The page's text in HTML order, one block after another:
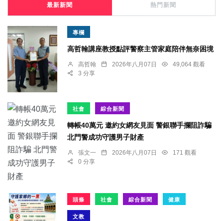
最新新聞 熱門新聞
專欄
高哲翰講座教授點評警察主管家庭陪伴無奈困境
高哲翰 2026年八月07日
49,064 觀看
3 分享
社會 綜合新聞
轉帳40萬元 邀約女網友見面 警銀聯手攔阻詐騙
北門警成功守護男子財產
張文一 2026年八月07日
171 觀看
0 分享
頭條 社會 綜合新聞 健康
文教